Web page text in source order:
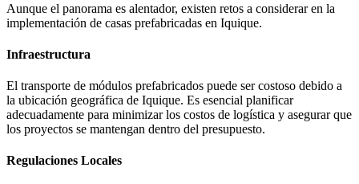
Aunque el panorama es alentador, existen retos a considerar en la
implementación de casas prefabricadas en Iquique.
Infraestructura
El transporte de módulos prefabricados puede ser costoso debido a
la ubicación geográfica de Iquique. Es esencial planificar
adecuadamente para minimizar los costos de logística y asegurar que
los proyectos se mantengan dentro del presupuesto.
Regulaciones Locales